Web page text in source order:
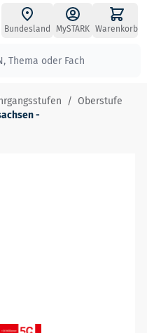
Bundesland MySTARK Warenkorb
/ Oberstufe
-